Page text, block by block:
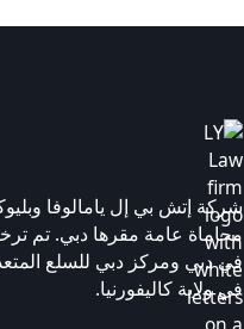
في ولاية كاليفورنيا.